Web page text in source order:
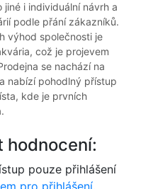
i individuální návrh a
podle přání zákazníků.
výhod společnosti je
což je projevem
se nachází na
nabízí pohodlný přístup
kde je prvních
hodnocení:
pouze přihlášení